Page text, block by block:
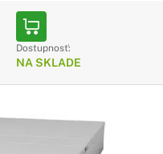
Dostupnosť:
NA SKLADE